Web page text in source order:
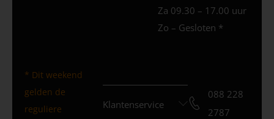
Za 09.30 – 17.00 uur
Zo – Gesloten *
* Dit weekend
gelden de
reguliere
Klantenservice
088 228
2787